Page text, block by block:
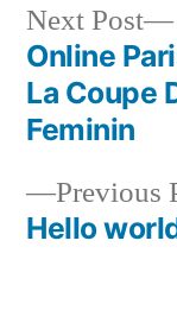
Post
Previous
Hello
Next Post
Online
La Coupe
Feminin